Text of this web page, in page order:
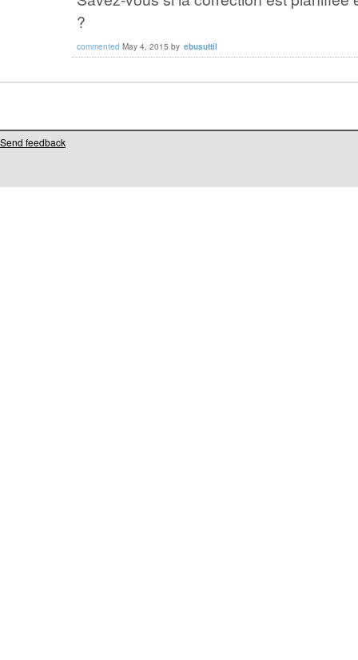
?
commented May 4, 2015 by ebusuttil
Send feedback